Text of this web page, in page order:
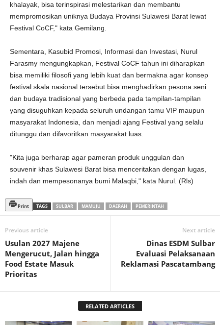
khalayak, bisa terinspirasi melestarikan dan membantu
mempromosikan uniknya Budaya Provinsi Sulawesi Barat lewat
Festival CoCF," kata Gemilang.
Sementara, Kasubid Promosi, Informasi dan Investasi, Nurul
Farasmy mengungkapkan, Festival CoCF tahun ini diharapkan
bisa memiliki filosofi yang lebih kuat dan bermakna agar konsep
festival skala nasional tersebut bisa menghadirkan pesona seni
dan budaya tradisional yang berbeda pada tampilan-tampilan
yang disuguhkan kepada seluruh undangan tamu VIP maupun
masyarakat Indonesia, dan menjadi ajang Festival yang selalu
ditunggu dan difavoritkan masyarakat luas.
"Kita juga berharap agar pameran produk unggulan dan
souvenir khas Sulawesi Barat bisa menceritakan dengan lugas,
indah dan mempesonanya bumi Malaqbi," kata Nurul. (Rls)
Print TAGS SULBAR MAMUJU DAERAH PEMERINTAH
Previous article
Usulan 2027 Majene
Mengerucut, Jalan hingga
Food Estate Masuk
Prioritas
Next article
Dinas ESDM Sulbar
Evaluasi Pelaksanaan
Reklamasi Pascatambang
RELATED ARTICLES